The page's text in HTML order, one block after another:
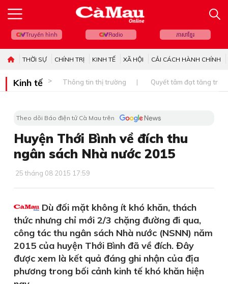
Truyền hình Radio ភាសាខ្មែរ
THỜI SỰ CHÍNH TRỊ KINH TẾ XÃ HỘI CẢI CÁCH HÀNH CHÍNH
Kinh tế Thông tin thị trường Quyết tâm đạt tăng
Theo dõi Báo điện tử Cà Mau trên
Huyện Thới Bình về đích thu
ngân sách Nhà nước 2015
25 tháng 08 2015 17:59
Dù đối mặt không ít khó khăn, thách
thức nhưng chỉ mới 2/3 chặng đường đi qua,
công tác thu ngân sách Nhà nước (NSNN) năm
2015 của huyện Thới Bình đã về đích. Đây
được xem là kết quả đáng ghi nhận của địa
phương trong bối cảnh kinh tế khó khăn hiện